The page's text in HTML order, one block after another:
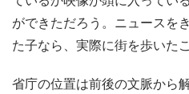
ができただろう。ニュースを
た子なら、実際に街を歩いた
省庁の位置は前後の文脈から